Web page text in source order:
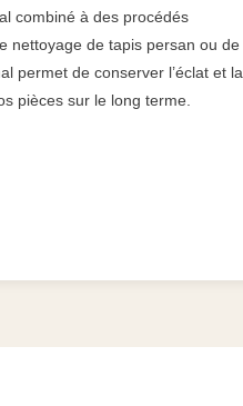
combiné à des procédés
nettoyage de tapis persan ou de
permet de conserver l’éclat et la
pièces sur le long terme.